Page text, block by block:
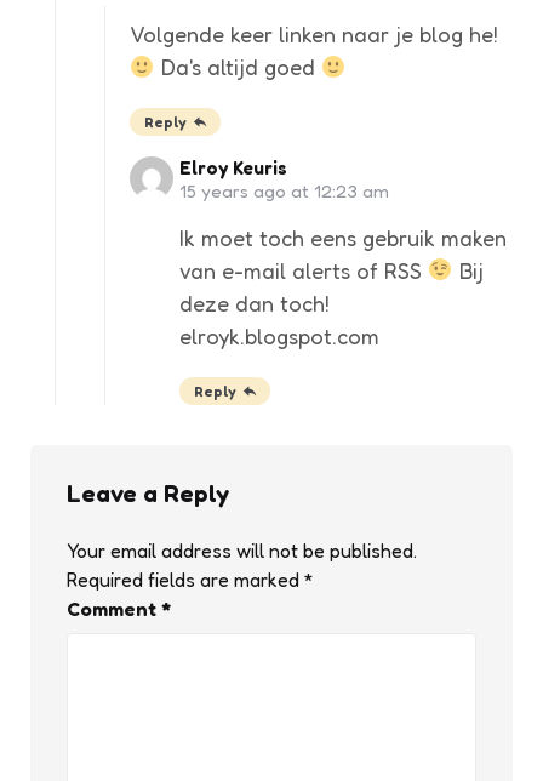
Volgende keer linken naar je blog he!
Da's altijd goed
Reply
Elroy Keuris
15 years ago at 12:23 am
Ik moet toch eens gebruik maken
van e-mail alerts of RSS
Bij
deze dan toch!
elroyk.blogspot.com
Reply
Leave a Reply
Your email address will not be published.
Required fields are marked *
Comment *